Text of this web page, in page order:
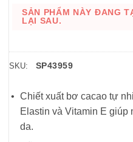
SẢN PHẨM NÀY ĐANG
LẠI SAU.
SKU: SP43959
Chiết xuất bơ cacao tự
Elastin và Vitamin E
da.